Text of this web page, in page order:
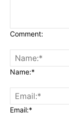
Comment:
Name:*
Email:*